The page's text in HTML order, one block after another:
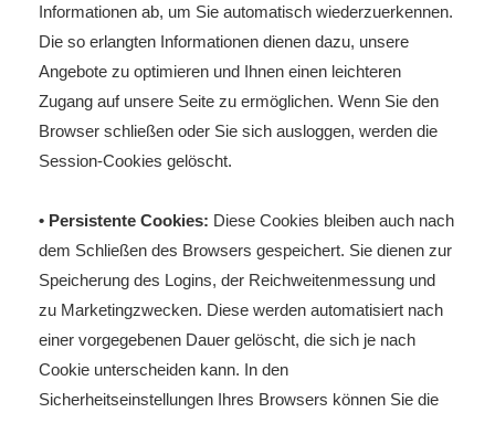
Informationen ab, um Sie automatisch wiederzuerkennen.
Die so erlangten Informationen dienen dazu, unsere
Angebote zu optimieren und Ihnen einen leichteren
Zugang auf unsere Seite zu ermöglichen. Wenn Sie den
Browser schließen oder Sie sich ausloggen, werden die
Session-Cookies gelöscht.
• Persistente Cookies: Diese Cookies bleiben auch nach
dem Schließen des Browsers gespeichert. Sie dienen zur
Speicherung des Logins, der Reichweitenmessung und
zu Marketingzwecken. Diese werden automatisiert nach
einer vorgegebenen Dauer gelöscht, die sich je nach
Cookie unterscheiden kann. In den
Sicherheitseinstellungen Ihres Browsers können Sie die